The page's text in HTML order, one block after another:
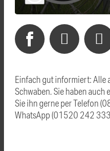
Einfach gut informiert: Alle
Schwaben. Sie haben auch
Sie ihn gerne per Telefon
WhatsApp (01520 242